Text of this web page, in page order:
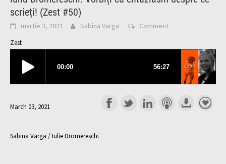
scrieți! (Zest #50)
martie 3, 2021 Sabina Varga Comment
Zest
March 03, 2021
Sabina Varga / Iulie Dromereschi